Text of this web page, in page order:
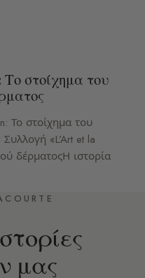
στοίχημα του
Το στοίχημα του
«L’Art et la
δέρματοςΗ ιστορία
μας